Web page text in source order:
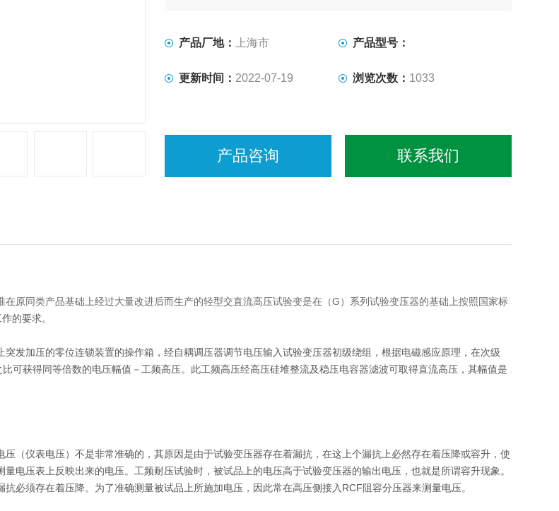
产品厂地： 上海市 产品型号：
更新时间： 2022-07-19 浏览次数： 1033
产品咨询 联系我们
在原同类产品基础上经过大量改进后而生产的轻型交直流高压试验变是在（G）系列试验变压器的基础上按照国家标
作的要求。
突发加压的零位连锁装置的操作箱，经自耦调压器调节电压输入试验变压器初级绕组，根据电磁感应原理，在次级
可获得同等倍数的电压幅值－工频高压。此工频高压经高压硅堆整流及稳压电容器滤波可取得直流高压，其幅值是
压（仪表电压）不是非常准确的，其原因是由于试验变压器存在着漏抗，在这上个漏抗上必然存在着压降或容升，使
电压表上反映出来的电压。工频耐压试验时，被试品上的电压高于试验变压器的输出电压，也就是所谓容升现象。
必须存在着压降。为了准确测量被试品上所施加电压，因此常在高压侧接入RCF阻容分压器来测量电压。